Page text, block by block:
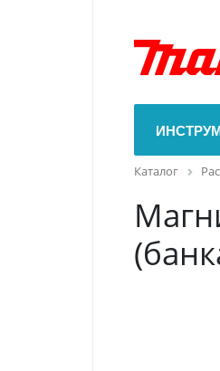
Каталог